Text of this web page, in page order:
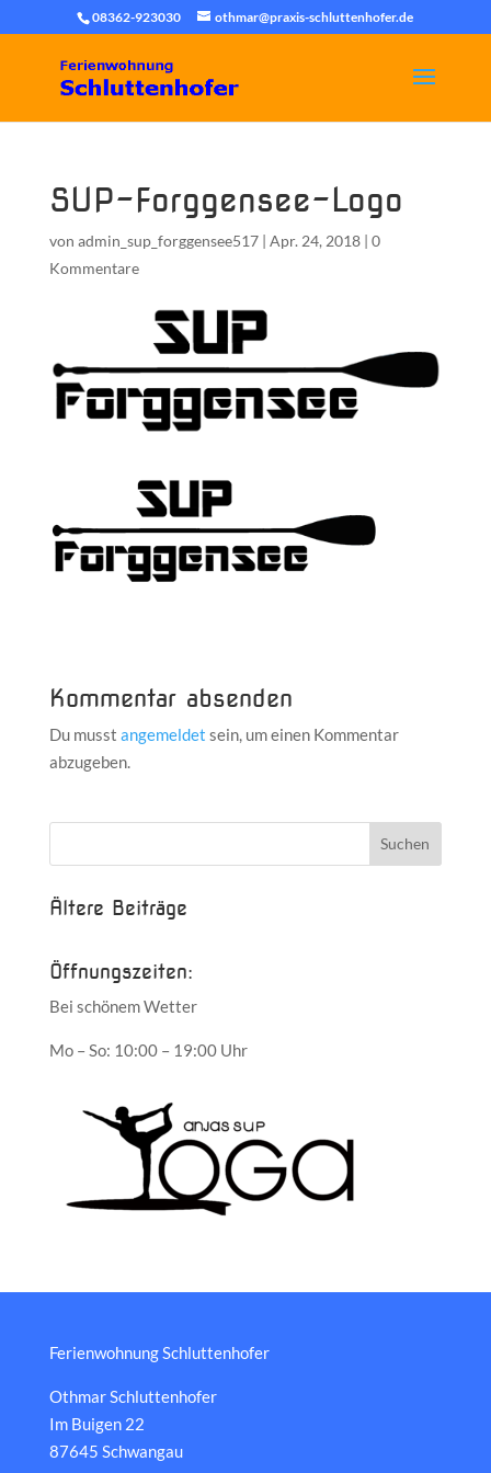
08362-923030 othmar@praxis-schluttenhofer.de
SUP-Forggensee-Logo
von admin_sup_forggensee517| Apr. 24, 2018| 0
Kommentare
Kommentar absenden
Du musst angemeldet sein, um einen Kommentar
abzugeben.
Ältere Beiträge
Öffnungszeiten:
Bei schönem Wetter
Mo – So: 10:00 – 19:00 Uhr
Ferienwohnung Schluttenhofer
Othmar Schluttenhofer
Im Buigen 22
87645 Schwangau